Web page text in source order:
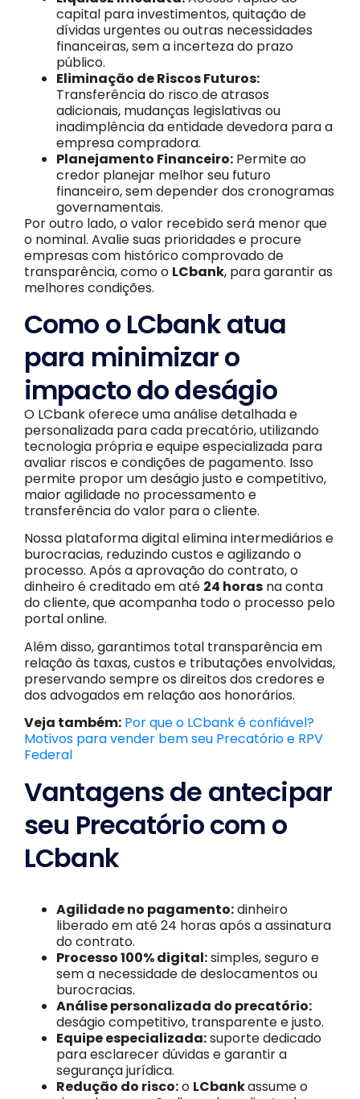
capital para investimentos, quitação de
dívidas urgentes ou outras necessidades
financeiras, sem a incerteza do prazo
público.
Eliminação de Riscos Futuros:
Transferência do risco de atrasos
adicionais, mudanças legislativas ou
inadimplência da entidade devedora para a
empresa compradora.
Planejamento Financeiro: Permite ao
credor planejar melhor seu futuro
financeiro, sem depender dos cronogramas
governamentais.
Por outro lado, o valor recebido será menor que
o nominal. Avalie suas prioridades e procure
empresas com histórico comprovado de
transparência, como o LCbank, para garantir as
melhores condições.
Como o LCbank atua
para minimizar o
impacto do deságio
O LCbank oferece uma análise detalhada e
personalizada para cada precatório, utilizando
tecnologia própria e equipe especializada para
avaliar riscos e condições de pagamento. Isso
permite propor um deságio justo e competitivo,
maior agilidade no processamento e
transferência do valor para o cliente.
Nossa plataforma digital elimina intermediários e
burocracias, reduzindo custos e agilizando o
processo. Após a aprovação do contrato, o
dinheiro é creditado em até 24 horas na conta
do cliente, que acompanha todo o processo pelo
portal online.
Além disso, garantimos total transparência em
relação às taxas, custos e tributações envolvidas,
preservando sempre os direitos dos credores e
dos advogados em relação aos honorários.
Veja também: Por que o LCbank é confiável?
Motivos para vender bem seu Precatório e RPV
Federal
Vantagens de antecipar
seu Precatório com o
LCbank
Agilidade no pagamento:dinheiro
liberado em até 24 horas após a assinatura
do contrato.
Processo 100% digital:simples, seguro e
sem a necessidade de deslocamentos ou
burocracias.
Análise personalizada do precatório:
deságio competitivo, transparente e justo.
Equipe especializada:suporte dedicado
para esclarecer dúvidas e garantir a
segurança jurídica.
Redução do risco:o LCbankassume o